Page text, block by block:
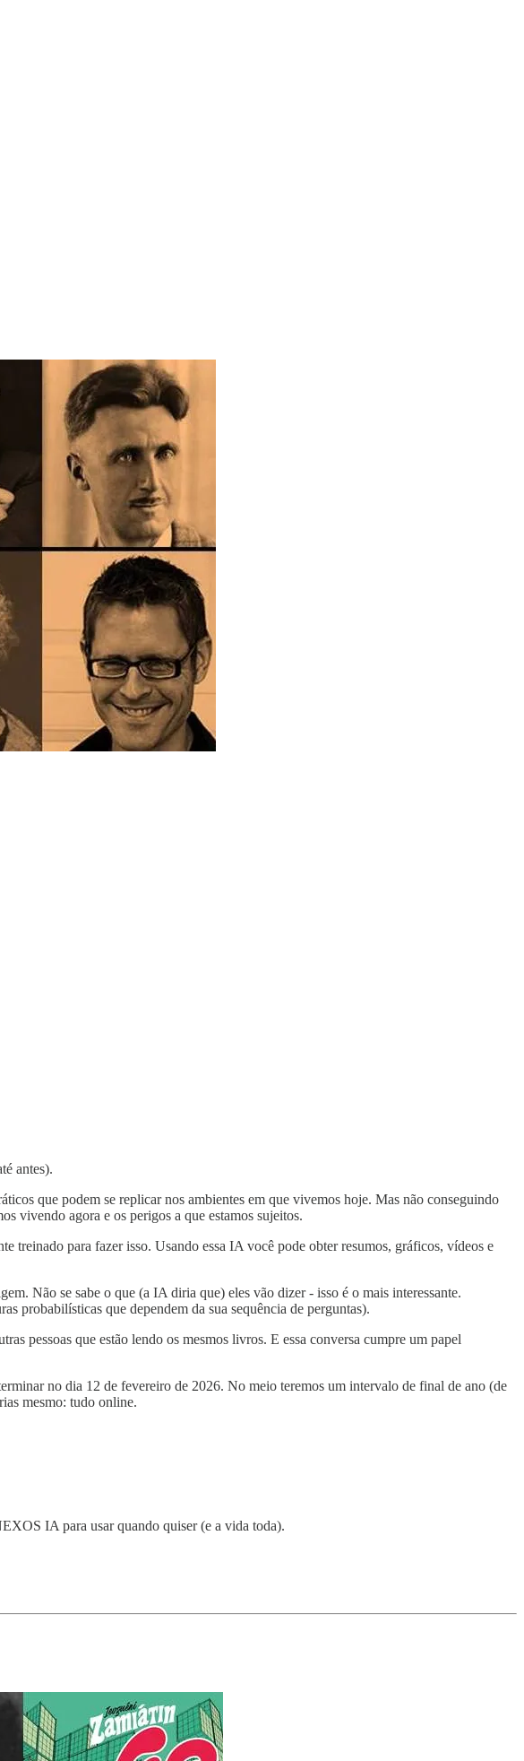
antes).
que podem se replicar nos ambientes em que vivemos hoje. Mas não conseguindo
vivendo agora e os perigos a que estamos sujeitos.
treinado para fazer isso. Usando essa IA você pode obter resumos, gráficos, vídeos e
Não se sabe o que (a IA diria que) eles vão dizer - isso é o mais interessante.
probabilísticas que dependem da sua sequência de perguntas).
pessoas que estão lendo os mesmos livros. E essa conversa cumpre um papel
no dia 12 de fevereiro de 2026. No meio teremos um intervalo de final de ano (de
mesmo: tudo online.
IA para usar quando quiser (e a vida toda).